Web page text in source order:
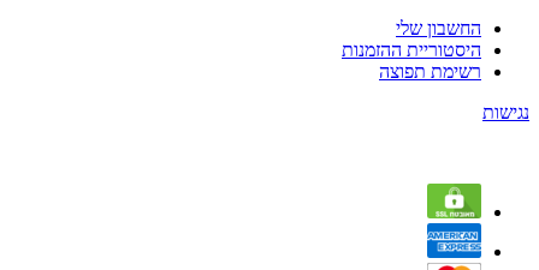
החשבון שלי
היסטוריית ההזמנות
רשימת תפוצה
נגישות